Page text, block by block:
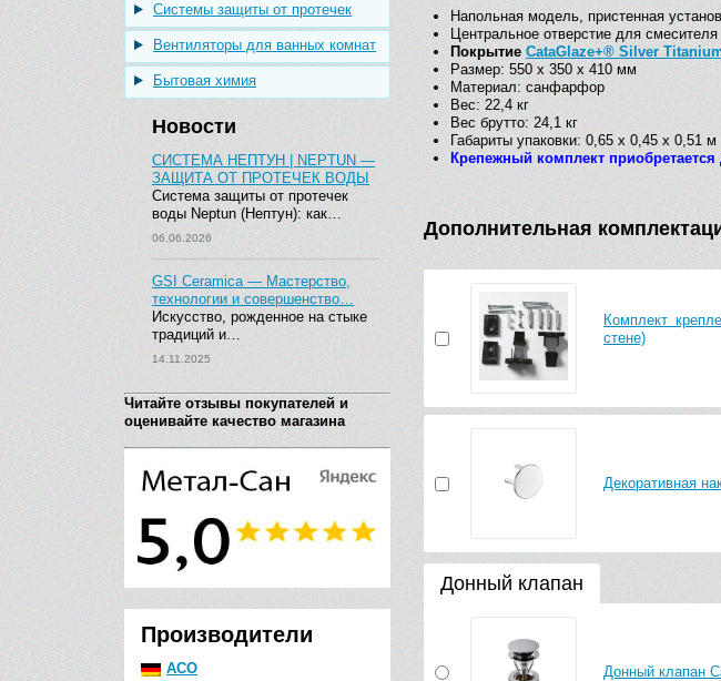
Системы защиты от протечек
Вентиляторы для ванных комнат
Бытовая химия
Новости
СИСТЕМА НЕПТУН | NEPTUN —
ЗАЩИТА ОТ ПРОТЕЧЕК ВОДЫ
Система защиты от протечек
воды Neptun (Нептун): как…
06.06.2026
GSI Ceramica — Мастерство,
технологии и совершенство…
Искусство, рожденное на стыке
традиций и…
14.11.2025
Читайте отзывы покупателей и
оценивайте качество магазина
Производители
ACO
Напольная модель, пристенная
Центральное отверстие для смесителя
Покрытие CataGlaze+® Silver
Размер: 550 х 350 х 410 мм
Материал: санфарфор
Вес: 22,4 кг
Вес брутто: 24,1 кг
Габариты упаковки: 0,65 х 0,45 х 0,51 м
Крепежный комплект
Дополнительная
Комплект
стене)
Декоративная
Донный клапан
Донный клапан